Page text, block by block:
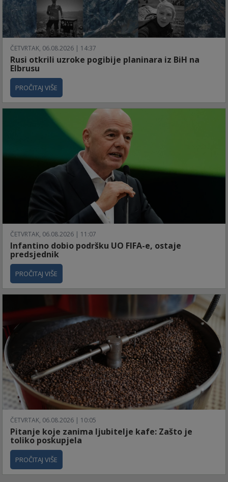
ČETVRTAK, 06.08.2026 | 14:37
Rusi otkrili uzroke pogibije planinara iz BiH na
Elbrusu
PROČITAJ VIŠE
ČETVRTAK, 06.08.2026 | 11:07
Infantino dobio podršku UO FIFA-e, ostaje
predsjednik
PROČITAJ VIŠE
ČETVRTAK, 06.08.2026 | 10:05
Pitanje koje zanima ljubitelje kafe: Zašto je
toliko poskupjela
PROČITAJ VIŠE